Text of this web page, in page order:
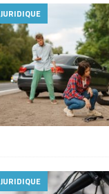
JURIDIQUE
JURIDIQUE